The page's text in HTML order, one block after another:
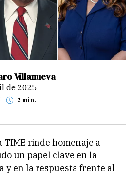
Villanueva
de 2025
2 min.
TIME rinde homenaje a
un papel clave en la
y en la respuesta frente al